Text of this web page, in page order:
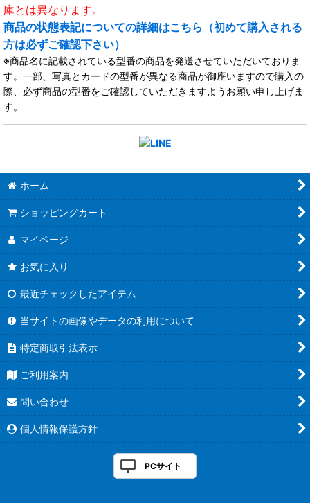
庫とは異なります。
商品の状態表記についての詳細はこちら（初めて購入される
方は必ずご確認下さい）
※商品名に記載されている型番の商品を発送させていただいておりま
す。一部、写真とカードの型番が異なる商品が御座いますので購入の
際、必ず商品の型番をご確認していただきますようお願い申し上げま
す。
ホーム
ショッピングカート
マイページ
お気に入り
最近チェックしたアイテム
当サイトの画像やデータの利用について
特定商取引法表示
ご利用案内
問い合わせ
個人情報保護方針
PCサイト